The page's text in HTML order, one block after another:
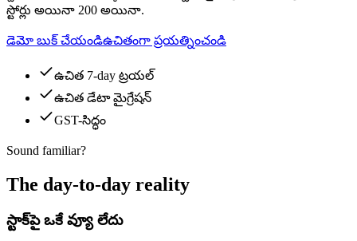
స్టోర్లు అయినా 200 అయినా.
డెమో బుక్ చేయండిఉచితంగా ప్రయత్నించండి
ఉచిత 7-day ట్రయల్
ఉచిత డేటా మైగ్రేషన్
GST-సిద్ధం
Sound familiar?
The day-to-day reality
స్టాక్‌పై ఒకే వ్యూ లేదు